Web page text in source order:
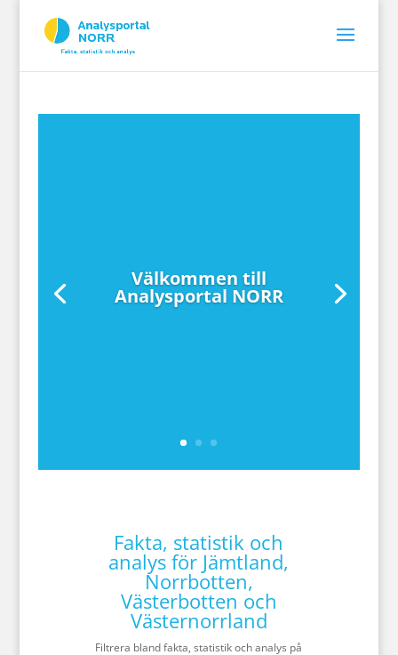
Välkommen till
Analysportal NORR
Fakta, statistik och
analys för Jämtland,
Norrbotten,
Västerbotten och
Västernorrland
Filtrera bland fakta, statistik och analys på